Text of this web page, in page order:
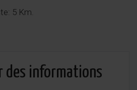
5 Km.
des informations